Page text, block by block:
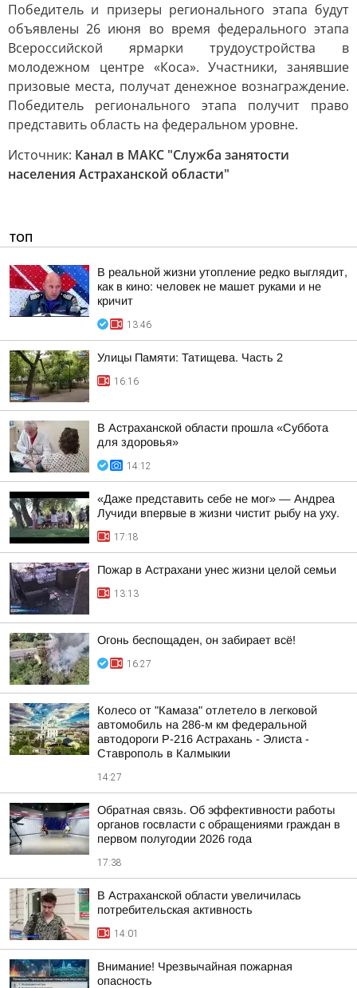
Победитель и призеры регионального этапа будут
объявлены 26 июня во время федерального этапа
Всероссийской ярмарки трудоустройства в
молодежном центре «Коса». Участники, занявшие
призовые места, получат денежное вознаграждение.
Победитель регионального этапа получит право
представить область на федеральном уровне.
Источник: Канал в МАКС "Служба занятости
населения Астраханской области"
ТОП
В реальной жизни утопление редко выглядит,
как в кино: человек не машет руками и не
кричит
13:46
Улицы Памяти: Татищева. Часть 2
16:16
В Астраханской области прошла «Суббота
для здоровья»
14:12
«Даже представить себе не мог» — Андреа
Лучиди впервые в жизни чистит рыбу на уху.
17:18
Пожар в Астрахани унес жизни целой семьи
13:13
Огонь беспощаден, он забирает всё!
16:27
Колесо от "Камаза" отлетело в легковой
автомобиль на 286-м км федеральной
автодороги Р-216 Астрахань - Элиста -
Ставрополь в Калмыкии
14:27
Обратная связь. Об эффективности работы
органов госвласти с обращениями граждан в
первом полугодии 2026 года
17:38
В Астраханской области увеличилась
потребительская активность
14:01
Внимание! Чрезвычайная пожарная
опасность